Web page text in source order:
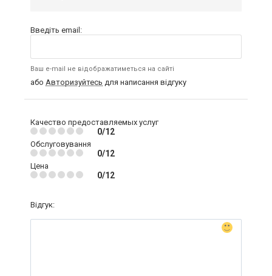
Введіть email:
Ваш e-mail не відображатиметься на сайті
або Авторизуйтесь для написання відгуку
Качество предоставляемых услуг
0/12
Обслуговування
0/12
Цена
0/12
Відгук: